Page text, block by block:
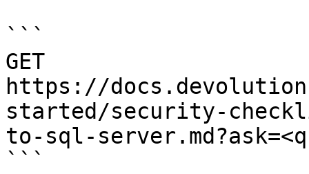
```
GET
https://
started/security-
to-sql-
```